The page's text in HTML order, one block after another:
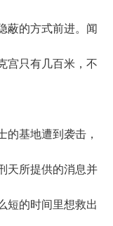
蔽的方式前进。闻
宫只有几百米，不
基地遭到袭击，
天所提供的消息并
短的时间里想救出